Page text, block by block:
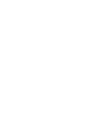
Malé
na vyskúšanie